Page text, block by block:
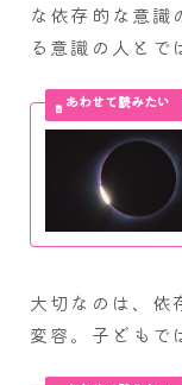
な依存的な意識
る意識の人とで
大切なのは、依
変容。子どもで